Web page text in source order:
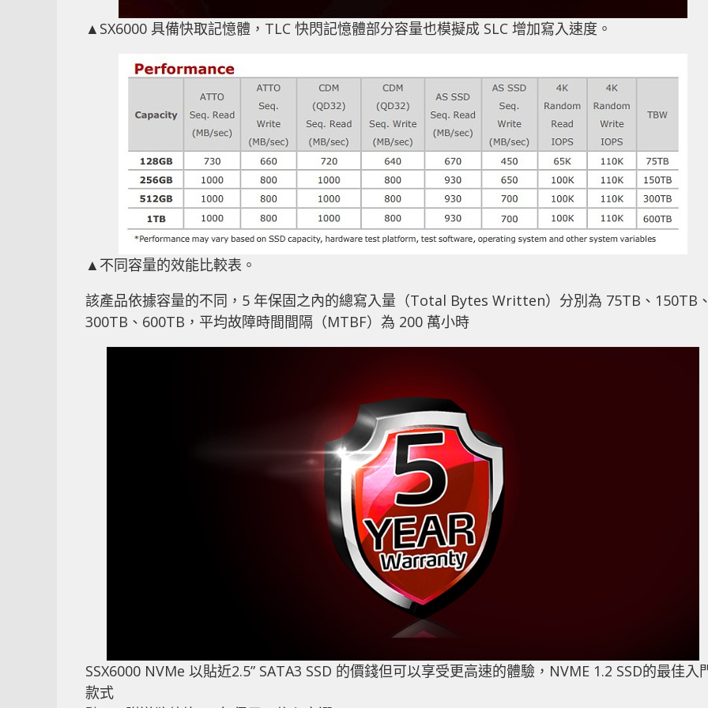
▲SX6000 具備快取記憶體，TLC 快閃記憶體部分容量也模擬成 SLC 增加寫入速度。
▲不同容量的效能比較表。
該產品依據容量的不同，5 年保固之內的總寫入量（Total Bytes Written）分別為 75TB、150TB
300TB、600TB，平均故障時間間隔（MTBF）為 200 萬小時
SSX6000 NVMe 以貼近2.5” SATA3 SSD 的價錢但可以享受更高速的體驗，NVME 1.2 SSD的最佳入
款式